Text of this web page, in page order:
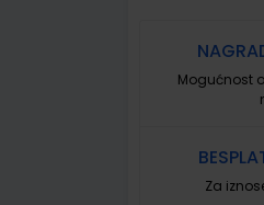
Mogućnost
Za